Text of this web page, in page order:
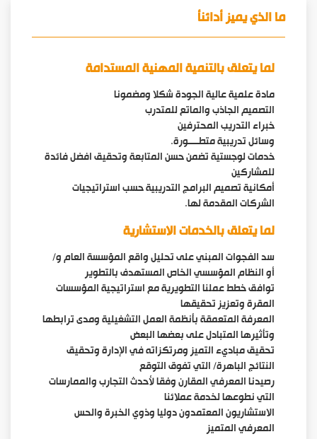
ما الذي يميز أدائنأ
لما يتعلق بالتنمية المهنية المستدامة
مادة علمية عالية الجودة شكلا ومضمونا
التصميم الجاذب والماتع للمتدرب
خبراء التدريب المحترفين
وسائل تدريبية متطـــــورة.
خدمات لوجستية تضمن حسن المتابعة وتحقيق افضل فائدة
للمشاركين
أمكانية تصميم البرامج التدريبية حسب استراتيجيات
الشركات المقدمة لها.
لما يتعلق بالخدمات الاستشارية
سد الفجوات المبني على تحليل واقع المؤسسة العام و/
أو النظام المؤسسي الخاص المستهدف بالتطوير
توافق خطط عملنا التطويرية مع استراتيجية المؤسسات
المقرة وتعزيز تحقيقها
المعرفة المتعمقة بأنظمة العمل التشغيلية ومدى ترابطها
وتأثيرها المتبادل على بعضها البعض
تحقيق مباديء التميز ومرتكزاته في الإدارة وتحقيق
النتائج الباهرة/ التي تفوق التوقع
رصيدنا المعرفي المقارن وفقا لأحدث التجارب والممارسات
التي نطوعها لخدمة عملائنا
الاستشاريون المعتمدون دوليا وذوي الخبرة والحس
المعرفي المتميز